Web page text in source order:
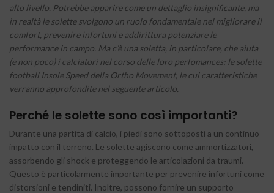
alto livello. Potrebbe apparire come un dettaglio insignificante, ma
in realtà le solette svolgono un ruolo fondamentale nel migliorare il
comfort, prevenire infortuni e addirittura potenziare le
performance in campo. Ma c’è una soletta, in particolare, che aiuta
(e non poco) i calciatori nel corso delle loro perfomances: le solette
football Insole Speed della Ortho Movement, le cui caratteristiche
verranno approfondite nel seguente articolo.
Perché le solette sono così importanti?
Durante una partita di calcio, i piedi sono sottoposti a un continuo
impatto con il terreno. Le solette agiscono come ammortizzatori,
assorbendo gli shock e proteggendo le articolazioni da traumi.
Questo è particolarmente importante per prevenire infortuni come
distorsioni e tendiniti. Inoltre, possono fornire un supporto